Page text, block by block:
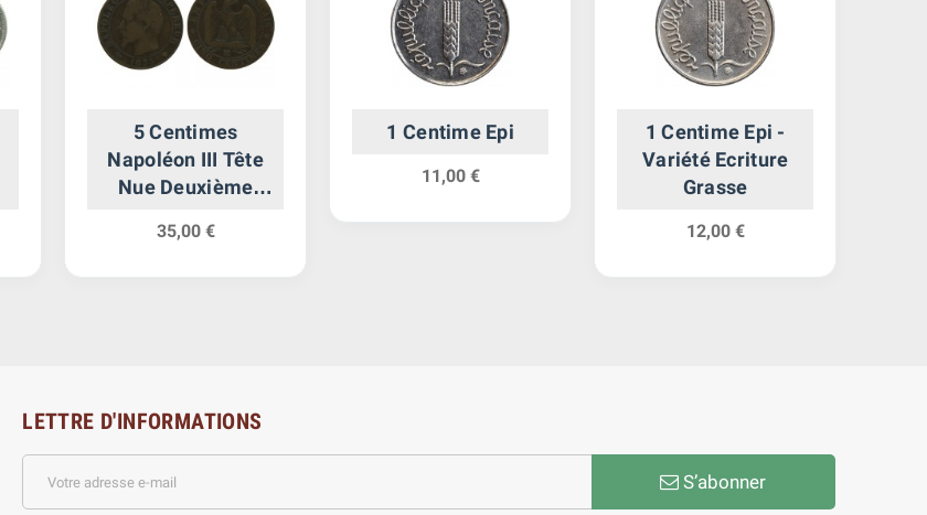
5 Centimes
Napoléon III Tête
Nue Deuxième
35,00 €
1 Centime Epi
11,00 €
1 Centime Epi -
Variété Ecriture
Grasse
12,00 €
LETTRE D'INFORMATIONS
S’abonner